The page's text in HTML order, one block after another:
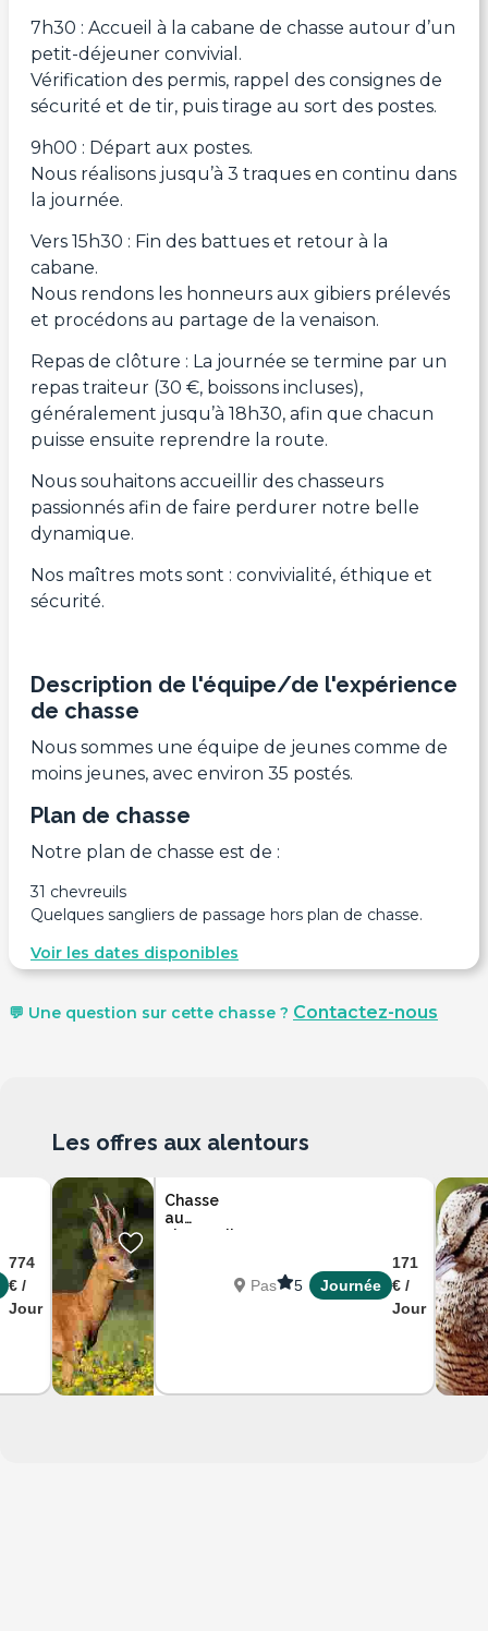
7h30 : Accueil à la cabane de chasse autour d’un
petit-déjeuner convivial.
Vérification des permis, rappel des consignes de
sécurité et de tir, puis tirage au sort des postes.
9h00 : Départ aux postes.
Nous réalisons jusqu’à 3 traques en continu dans
la journée.
Vers 15h30 : Fin des battues et retour à la
cabane.
Nous rendons les honneurs aux gibiers prélevés
et procédons au partage de la venaison.
Repas de clôture : La journée se termine par un
repas traiteur (30 €, boissons incluses),
généralement jusqu’à 18h30, afin que chacun
puisse ensuite reprendre la route.
Nous souhaitons accueillir des chasseurs
passionnés afin de faire perdurer notre belle
dynamique.
Nos maîtres mots sont : convivialité, éthique et
sécurité.
Description de l'équipe/de l'expérience
de chasse
Nous sommes une équipe de jeunes comme de
moins jeunes, avec environ 35 postés.
Plan de chasse
Notre plan de chasse est de :
31 chevreuils
Quelques sangliers de passage hors plan de chasse.
Voir les dates disponibles
💬 Une question sur cette chasse ? Contactez-nous
774
€ /
Jour
Chasse
au
chevreuil
5 Journée
171
€ /
Jour
Les offres aux alentours